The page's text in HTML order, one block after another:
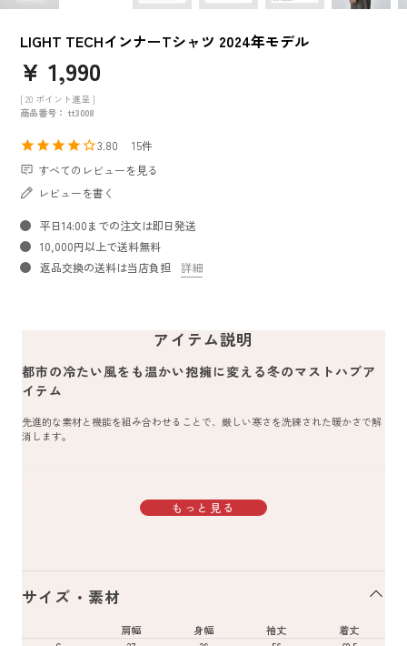
LIGHT TECHインナーTシャツ 2024年モデル
¥ 1,990
[ 20 ポイント進呈 ]
商品番号
tt3008
3.80
15
すべてのレビューを見る
レビューを書く
平日14:00までの注文は即日発送
10,000円以上で送料無料
返品交換の送料は当店負担
詳細
アイテム説明
都市の冷たい風をも温かい抱擁に変える冬のマストハブア
イテム
先進的な素材と機能を組み合わせることで、厳しい寒さを洗練された暖かさで解
消します。
もっと見る
サイズ・素材
肩幅 身幅 袖丈
着丈